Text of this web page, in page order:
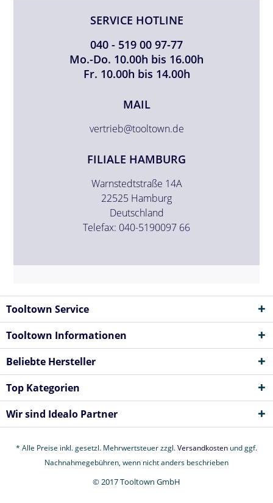
SERVICE HOTLINE
040 - 519 00 97-77
Mo.-Do. 10.00h bis 16.00h
Fr. 10.00h bis 14.00h
MAIL
vertrieb@tooltown.de
FILIALE HAMBURG
Warnstedtstraße 14A
22525 Hamburg
Deutschland
Telefax: 040-5190097 66
Tooltown Service
Tooltown Informationen
Beliebte Hersteller
Top Kategorien
Wir sind Idealo Partner
* Alle Preise inkl. gesetzl. Mehrwertsteuer zzgl.Versandkosten und ggf.
Nachnahmegebühren, wenn nicht anders beschrieben
© 2017 Tooltown GmbH